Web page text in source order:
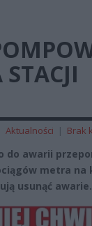
Aktualności | Brak
do awarii
metra na
usunąć awarie.